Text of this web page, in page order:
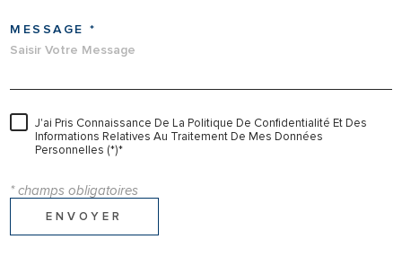
MESSAGE *
J'ai Pris Connaissance De La Politique De Confidentialité Et Des
Informations Relatives Au Traitement De Mes Données
Personnelles (*)*
* champs obligatoires
ENVOYER